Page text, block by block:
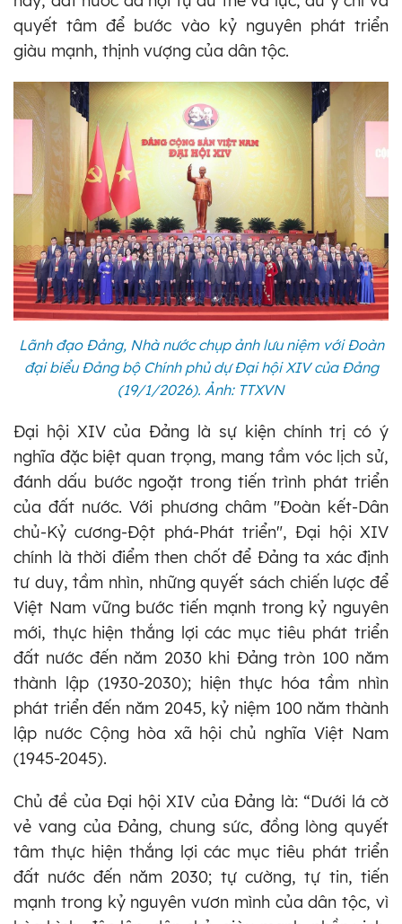
quyết tâm để bước vào kỷ nguyên phát triển
giàu mạnh, thịnh vượng của dân tộc.
Lãnh đạo Đảng, Nhà nước chụp ảnh lưu niệm với Đoàn
đại biểu Đảng bộ Chính phủ dự Đại hội XIV của Đảng
(19/1/2026). Ảnh: TTXVN
Đại hội XIV của Đảng là sự kiện chính trị có ý
nghĩa đặc biệt quan trọng, mang tầm vóc lịch sử,
đánh dấu bước ngoặt trong tiến trình phát triển
của đất nước. Với phương châm "Đoàn kết-Dân
chủ-Kỷ cương-Đột phá-Phát triển", Đại hội XIV
chính là thời điểm then chốt để Đảng ta xác định
tư duy, tầm nhìn, những quyết sách chiến lược để
Việt Nam vững bước tiến mạnh trong kỷ nguyên
mới, thực hiện thắng lợi các mục tiêu phát triển
đất nước đến năm 2030 khi Đảng tròn 100 năm
thành lập (1930-2030); hiện thực hóa tầm nhìn
phát triển đến năm 2045, kỷ niệm 100 năm thành
lập nước Cộng hòa xã hội chủ nghĩa Việt Nam
(1945-2045).
Chủ đề của Đại hội XIV của Đảng là: “Dưới lá cờ
vẻ vang của Đảng, chung sức, đồng lòng quyết
tâm thực hiện thắng lợi các mục tiêu phát triển
đất nước đến năm 2030; tự cường, tự tin, tiến
mạnh trong kỷ nguyên vươn mình của dân tộc, vì